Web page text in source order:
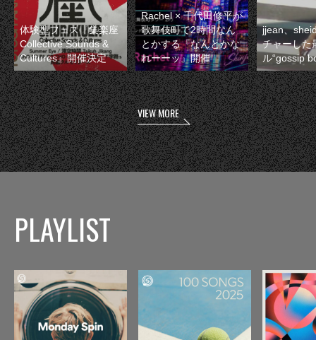
体験型フェス『集楽座
Collective Sounds &
Cultures』開催決定
Rachel × 千代田修平が
歌舞伎町で2時間なん
とかする『なんとかな
れーーッ』開催
jjean、
チャーした
ル“gossip
VIEW MORE
PLAYLIST